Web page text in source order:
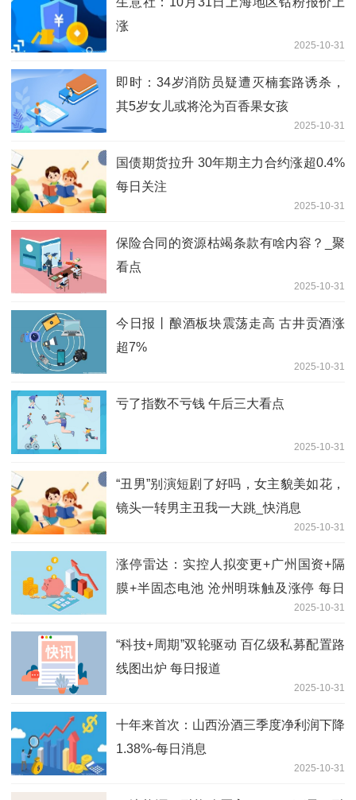
涨
2025-10-31
即时：34岁消防员疑遭灭楠套路诱杀，
其5岁女儿或将沦为百香果女孩
2025-10-31
国债期货拉升 30年期主力合约涨超0.4%
每日关注
2025-10-31
保险合同的资源枯竭条款有啥内容？_聚
看点
2025-10-31
今日报丨酿酒板块震荡走高 古井贡酒涨
超7%
2025-10-31
亏了指数不亏钱 午后三大看点
2025-10-31
“丑男”别演短剧了好吗，女主貌美如花，
镜头一转男主丑我一大跳_快消息
2025-10-31
涨停雷达：实控人拟变更+广州国资+隔
膜+半固态电池 沧州明珠触及涨停 每日
2025-10-31
“科技+周期”双轮驱动 百亿级私募配置路
线图出炉 每日报道
2025-10-31
十年来首次：山西汾酒三季度净利润下降
1.38%-每日消息
2025-10-31